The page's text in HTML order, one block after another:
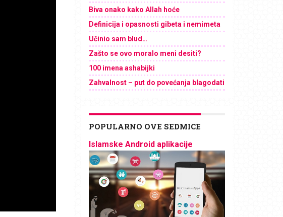
Biva onako kako Allah hoće
Definicija i opasnosti gibeta i nemimeta
Učinio sam blud…
Zašto se ovo moralo meni desiti?
100 imena ashabijki
Zahvalnost – put do povećanja blagodati
POPULARNO OVE SEDMICE
Islamske Android aplikacije